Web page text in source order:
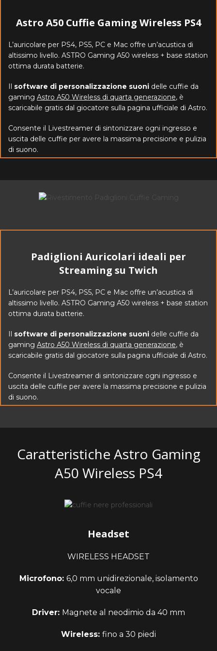
Astro A50 Cuffie Gaming Wireless PS4
L’auricolare per PS4, PS5, PC e Mac offre un’acustica di
altissimo livello. ASTRO Gaming A50 wireless + base station
ottima durata batterie.
Il software di personalizzazione suoni delle cuffie da
gaming Astro A50 Wireless di quarta generazione, è
scaricabile gratis dal giocatore sulla pagina ufficiale di Astro.
Consente il Livestreamer di sintonizzare ogni ingresso e
uscita delle cuffie per avere la massima precisione e pulizia
di suono.
Padiglioni Auricolari ideali per
Streaming su Twich
L’auricolare per PS4, PS5, PC e Mac offre un’acustica di
altissimo livello. ASTRO Gaming A50 wireless + base station
ottima durata batterie.
Il software di personalizzazione suoni delle cuffie da
gaming Astro A50 Wireless di quarta generazione, è
scaricabile gratis dal giocatore sulla pagina ufficiale di Astro.
Consente il Livestreamer di sintonizzare ogni ingresso e
uscita delle cuffie per avere la massima precisione e pulizia
di suono.
Caratteristiche Astro Gaming
A50 Wireless PS4
Headset
WIRELESS HEADSET
Microfono: 6,0 mm unidirezionale, isolamento
vocale
Driver: Magnete al neodimio da 40 mm
Wireless: fino a 30 piedi